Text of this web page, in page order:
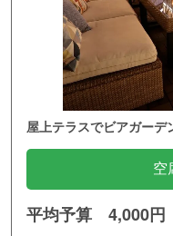
屋上テラスでビアガー
空
平均予算 4,000円